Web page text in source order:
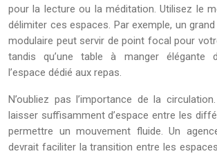
pour la lecture ou la méditation. Utilisez le
délimiter ces espaces. Par exemple, un grand
modulaire peut servir de point focal pour
tandis qu’une table à manger élégante
l’espace dédié aux repas.
N’oubliez pas l’importance de la
laisser suffisamment d’espace entre les
permettre un mouvement fluide. Un
devrait faciliter la transition entre les